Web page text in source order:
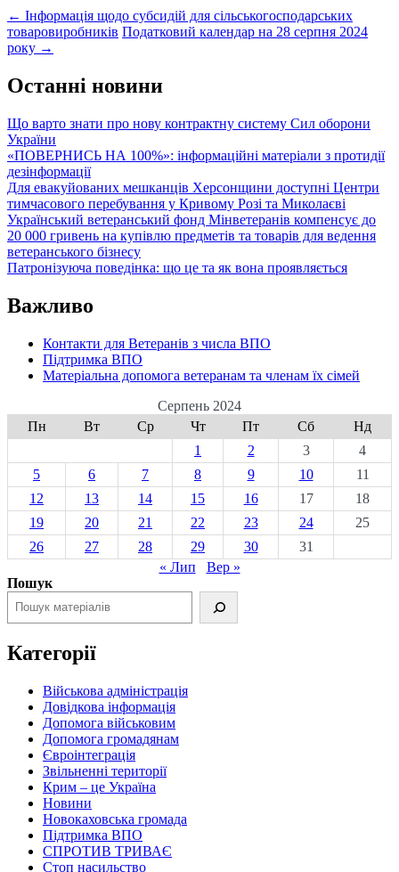
Post
navigation
← Інформація щодо субсидій для сільськогосподарських
товаровиробників Податковий календар на 28 серпня 2024
року →
Останні новини
Що варто знати про нову контрактну систему Сил оборони
України
«ПОВЕРНИСЬ НА 100%»: інформаційні матеріали з протидії
дезінформації
Для евакуйованих мешканців Херсонщини доступні Центри
тимчасового перебування у Кривому Розі та Миколаєві
Український ветеранський фонд Мінветеранів компенсує до
20 000 гривень на купівлю предметів та товарів для ведення
ветеранського бізнесу
Патронізуюча поведінка: що це та як вона проявляється
Важливо
Контакти для Ветеранів з числа ВПО
Підтримка ВПО
Матеріальна допомога ветеранам та членам їх сімей
Серпень 2024
Пн
Вт Ср Чт Пт Сб
Нд
1
2 3
4
5
6 7 8 9 10
11
12
13 14 15 16 17
18
19
20 21 22 23 24
25
26
27 28 29 30
31
« Лип
Вер »
Пошук
Категорії
Військова адміністрація
Довідкова інформація
Допомога військовим
Допомога громадянам
Євроінтеграція
Звільненні території
Крим – це Україна
Новини
Новокаховська громада
Підтримка ВПО
СПРОТИВ ТРИВАЄ
Стоп насильство